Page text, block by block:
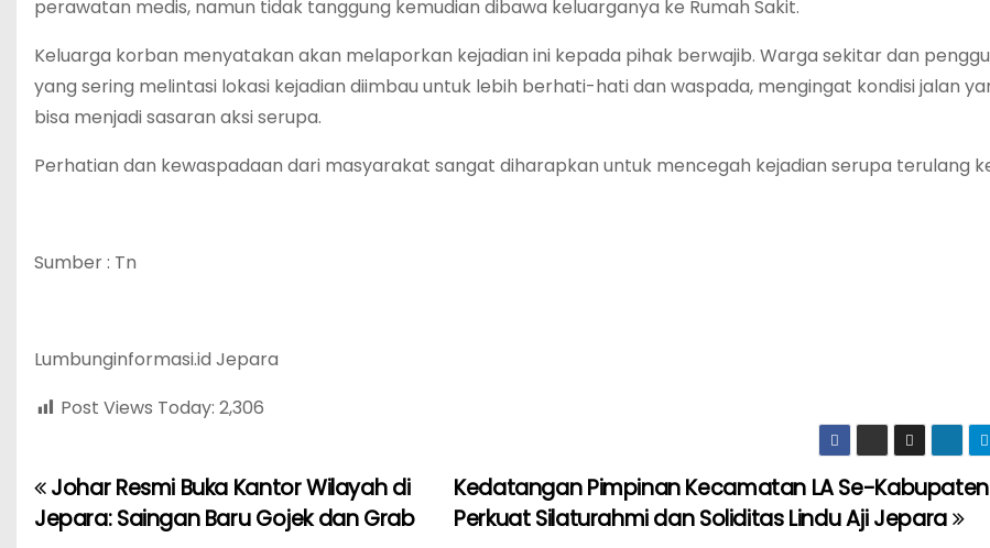
perawatan medis, namun tidak tanggung kemudian dibawa keluarganya ke Rumah Sakit.
Keluarga korban menyatakan akan melaporkan kejadian ini kepada pihak berwajib. Warga sekitar dan
yang sering melintasi lokasi kejadian diimbau untuk lebih berhati-hati dan waspada, mengingat kondisi jalan
bisa menjadi sasaran aksi serupa.
Perhatian dan kewaspadaan dari masyarakat sangat diharapkan untuk mencegah kejadian serupa terulang
Sumber : Tn
Lumbunginformasi.id Jepara
Post Views Today: 2,306
P
Kedatangan Pimpinan Kecamatan LA Se-
Perkuat Silaturahmi dan Soliditas Lindu Aji Jepara
Johar Resmi Buka Kantor Wilayah di
Jepara: Saingan Baru Gojek dan Grab